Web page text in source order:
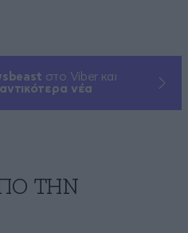
στο Viber και
νέα
ΤΗΝ